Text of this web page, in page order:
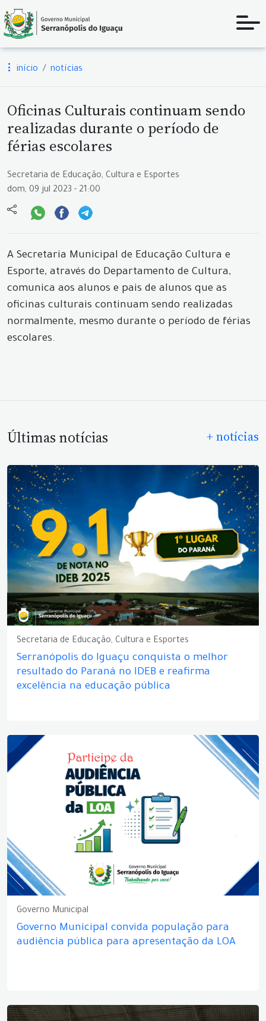
início notícias
Oficinas Culturais continuam sendo
realizadas durante o período de
férias escolares
Secretaria de Educação, Cultura e Esportes
dom, 09 jul 2023 - 21:00
A Secretaria Municipal de Educação Cultura e
Esporte, através do Departamento de Cultura,
comunica aos alunos e pais de alunos que as
oficinas culturais continuam sendo realizadas
normalmente, mesmo durante o período de férias
escolares.
Últimas notícias + notícias
Secretaria de Educação, Cultura e Esportes
Serranópolis do Iguaçu conquista o melhor
resultado do Paraná no IDEB e reafirma
excelência na educação pública
Governo Municipal
Governo Municipal convida população para
audiência pública para apresentação da LOA